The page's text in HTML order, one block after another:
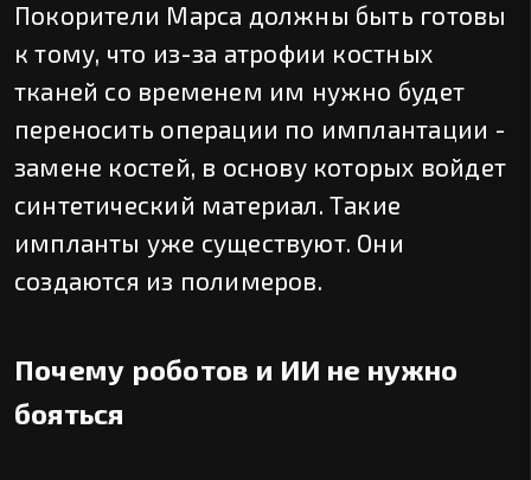
Покорители Марса должны быть готовы
к тому, что из-за атрофии костных
тканей со временем им нужно будет
переносить операции по имплантации -
замене костей, в основу которых войдет
синтетический материал. Такие
импланты уже существуют. Они
создаются из полимеров.
Почему роботов и ИИ не нужно
бояться